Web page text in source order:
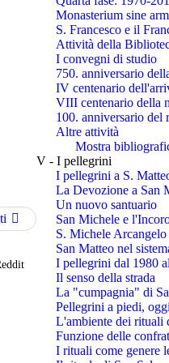
Monasterium sine
S. Francesco e il
Attività della
I convegni di studio
750. anniversario
IV centenario
VIII centenario della
100. anniversario del
Altre attività
Mostra
V - I pellegrini
I pellegrini a S.
La Devozione a San
Un nuovo santuario
San Michele e
S. Michele
San Matteo nel
I pellegrini dal 1980
Il senso della strada
La "cumpagnia" di
Pellegrini a piedi, oggi
L'ambiente dei rituali
Funzione delle
I rituali come genere